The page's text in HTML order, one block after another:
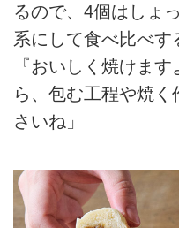
るので、4個はしょ
系にして食べ比べす
『おいしく焼けま
ら、包む工程や焼
さいね」